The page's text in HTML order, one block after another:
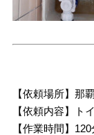
【依頼場所】那
【依頼内容】ト
【作業時間】120